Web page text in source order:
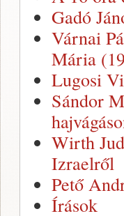
Gadó
Várnai
Mária
Lugosi
Sándor
Wirth
Izraelről
Pető
Írások